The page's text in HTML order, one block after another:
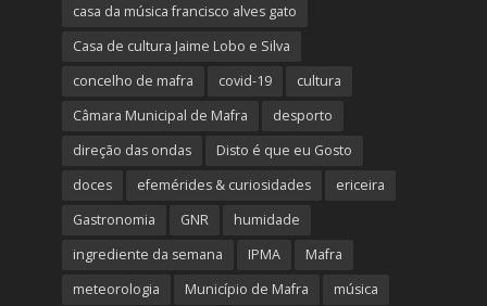
casa da música francisco alves gato
Casa de cultura Jaime Lobo e Silva
concelho de mafra
covid-19
cultura
Câmara Municipal de Mafra
desporto
direção das ondas
Disto é que eu Gosto
doces
efemérides & curiosidades
ericeira
Gastronomia
GNR
humidade
ingrediente da semana
IPMA
Mafra
meteorologia
Município de Mafra
música